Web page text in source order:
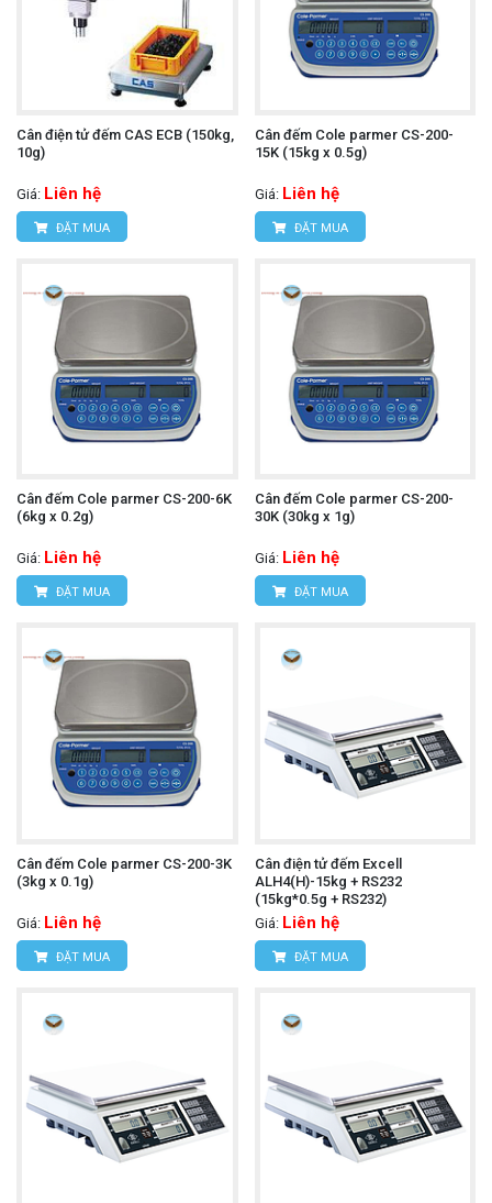
Cân điện tử đếm CAS ECB (150kg,
10g)
Giá: Liên hệ
ĐẶT MUA
Cân đếm Cole parmer CS-200-
15K (15kg x 0.5g)
Giá: Liên hệ
ĐẶT MUA
Cân đếm Cole parmer CS-200-6K
(6kg x 0.2g)
Giá: Liên hệ
ĐẶT MUA
Cân đếm Cole parmer CS-200-
30K (30kg x 1g)
Giá: Liên hệ
ĐẶT MUA
Cân đếm Cole parmer CS-200-3K
(3kg x 0.1g)
Giá: Liên hệ
ĐẶT MUA
Cân điện tử đếm Excell
ALH4(H)-15kg + RS232
(15kg*0.5g + RS232)
Giá: Liên hệ
ĐẶT MUA